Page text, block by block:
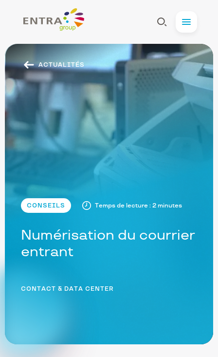
Menu
Navigation
secondaire
Afficher
Recherche
Numérisation du courrier
entrant
CONSEILS Temps de lecture : 2 minutes
ACTUALITÉS
CONTACT & DATA CENTER